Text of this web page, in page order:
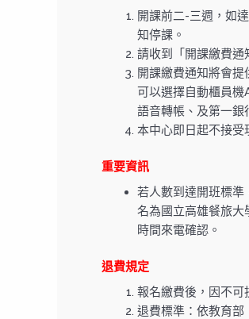
開課前二-三週，如
知停課。
請收到「開課繳費通
開課繳費通知將會
可以選擇自動櫃員
語音轉帳、及第一銀
本中心即日起不接受
重要資訊
若人數到達開班標準
名為國立高雄餐旅大
時間來電確認。
退費規定
報名繳費後，因不可
退費標準：依教育部